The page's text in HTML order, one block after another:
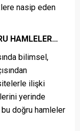
nasip eden
HAMLELER…
bilimsel,
ilişki
yerinde
doğru hamleler